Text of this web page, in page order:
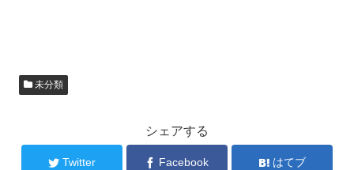
未分類
シェアする
Twitter Facebook はてブ